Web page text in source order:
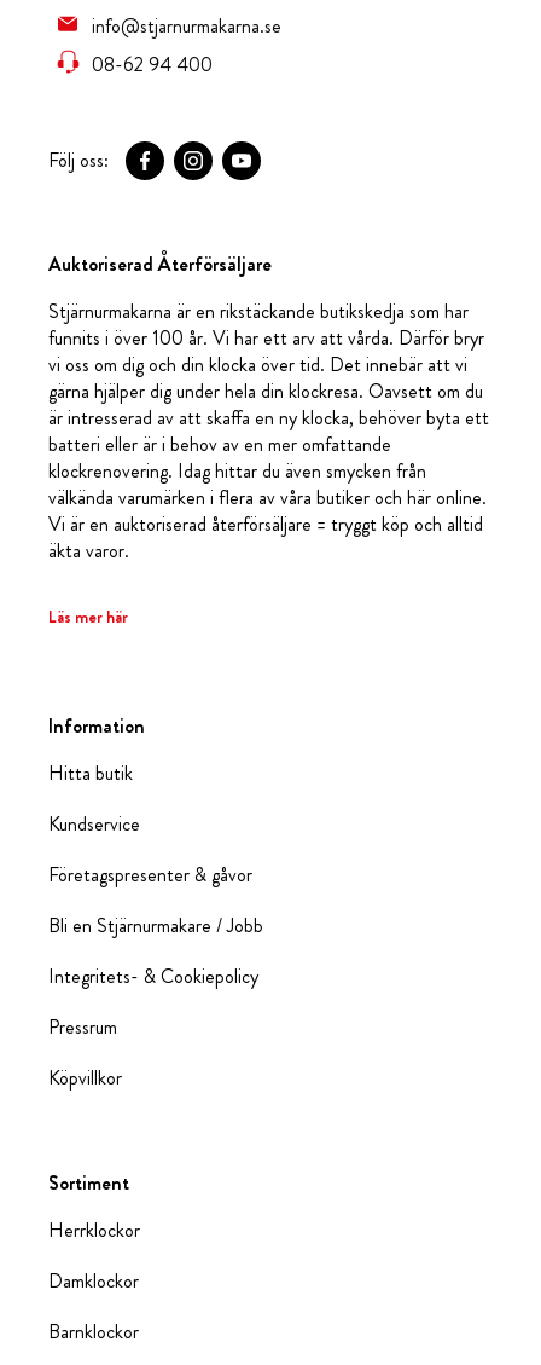
info@stjarnurmakarna.se
08-62 94 400
Följ oss:
Auktoriserad Återförsäljare
Stjärnurmakarna är en rikstäckande butikskedja som har
funnits i över 100 år. Vi har ett arv att vårda. Därför bryr
vi oss om dig och din klocka över tid. Det innebär att vi
gärna hjälper dig under hela din klockresa. Oavsett om du
är intresserad av att skaffa en ny klocka, behöver byta ett
batteri eller är i behov av en mer omfattande
klockrenovering. Idag hittar du även smycken från
välkända varumärken i flera av våra butiker och här online.
Vi är en auktoriserad återförsäljare = tryggt köp och alltid
äkta varor.
Läs mer här
Information
Hitta butik
Kundservice
Företagspresenter & gåvor
Bli en Stjärnurmakare / Jobb
Integritets- & Cookiepolicy
Pressrum
Köpvillkor
Sortiment
Herrklockor
Damklockor
Barnklockor